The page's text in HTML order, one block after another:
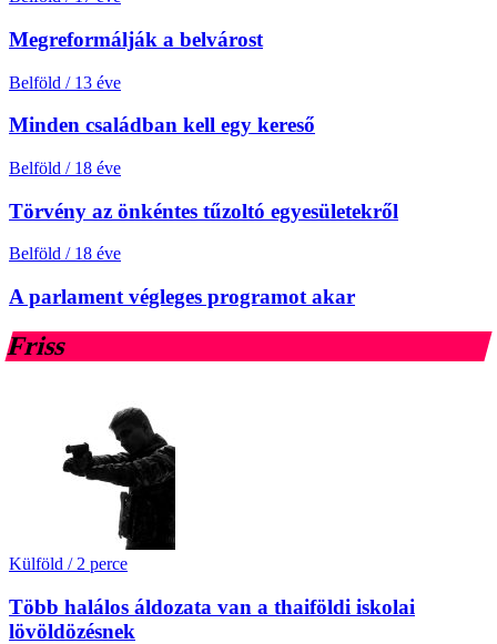
Megreformálják a belvárost
Belföld / 13 éve
Minden családban kell egy kereső
Belföld / 18 éve
Törvény az önkéntes tűzoltó egyesületekről
Belföld / 18 éve
A parlament végleges programot akar
Friss
Külföld / 2 perce
Több halálos áldozata van a thaiföldi iskolai
lövöldözésnek